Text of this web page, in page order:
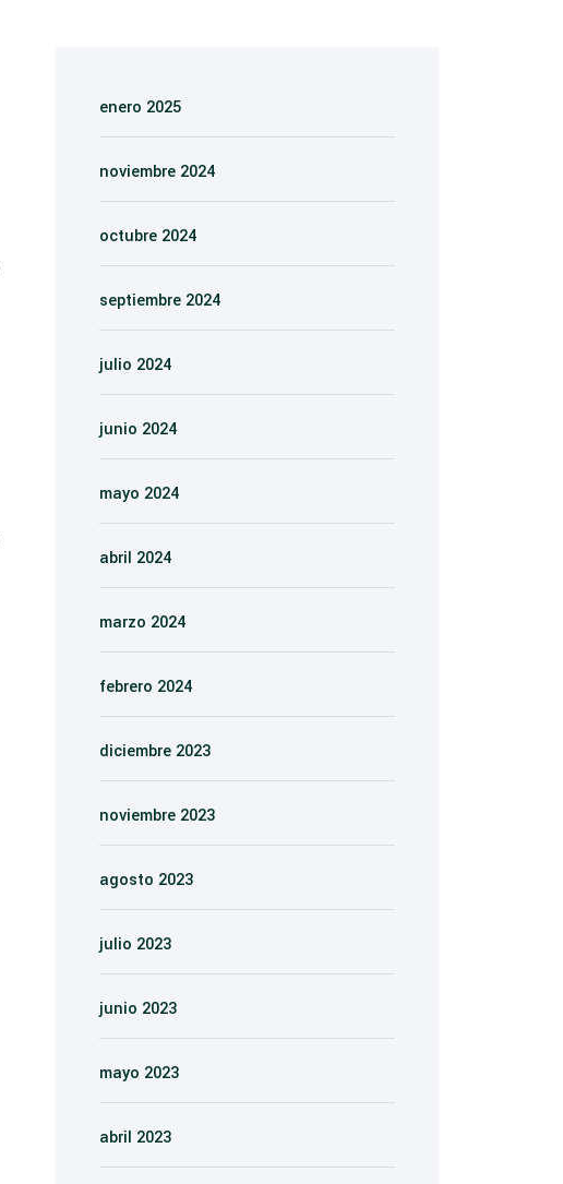
enero 2025
noviembre 2024
octubre 2024
septiembre 2024
julio 2024
junio 2024
mayo 2024
abril 2024
marzo 2024
febrero 2024
diciembre 2023
noviembre 2023
agosto 2023
julio 2023
junio 2023
mayo 2023
abril 2023